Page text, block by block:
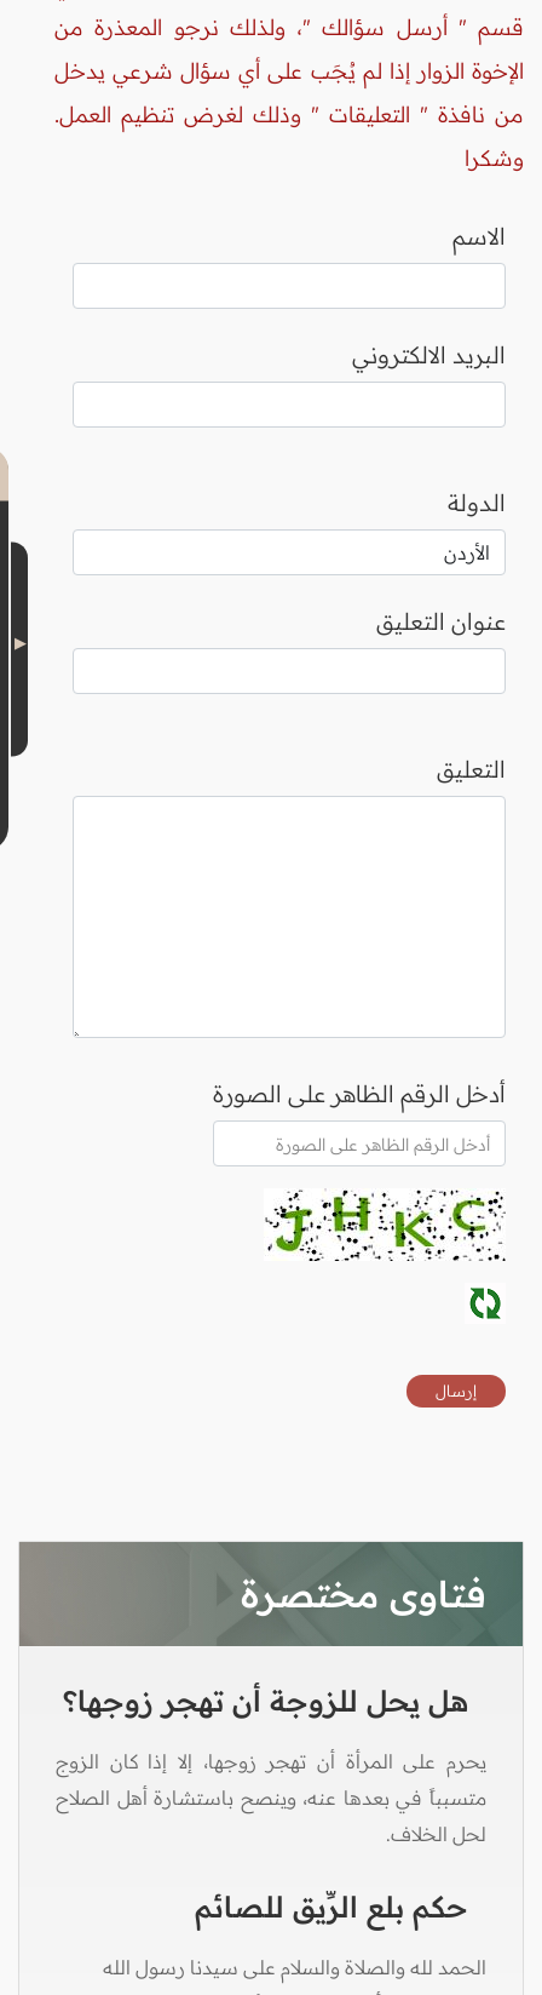
قسم " أرسل سؤالك "، ولذلك نرجو المعذرة من
الإخوة الزوار إذا لم يُجَب على أي سؤال شرعي يدخل
من نافذة " التعليقات " وذلك لغرض تنظيم العمل.
وشكرا
الاسم
البريد الالكتروني
الدولة
عنوان التعليق
التعليق
أدخل الرقم الظاهر على الصورة
فتاوى مختصرة
هل يحل للزوجة أن تهجر زوجها؟
يحرم على المرأة أن تهجر زوجها، إلا إذا كان الزوج
متسبباً في بعدها عنه، وينصح باستشارة أهل الصلاح
لحل الخلاف.
حكم بلع الرِّيق للصائم
الحمد لله والصلاة والسلام على سيدنا رسول الله